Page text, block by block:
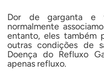
Dor de garganta e
normalmente
entanto, eles também
outras condições de
Doença do Refluxo
apenas refluxo.